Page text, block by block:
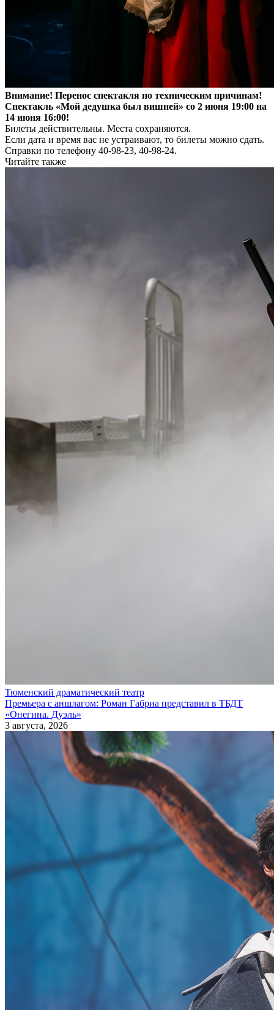
Внимание! Перенос спектакля по техническим причинам!
Спектакль «Мой дедушка был вишней» со 2 июня 19:00 на
14 июня 16:00!
Билеты действительны. Места сохраняются.
Если дата и время вас не устраивают, то билеты можно сдать.
Справки по телефону 40-98-23, 40-98-24.
Читайте также
Тюменский драматический театр
Премьера с аншлагом: Роман Габриа представил в ТБДТ
«Онегина. Дуэль»
3 августа, 2026